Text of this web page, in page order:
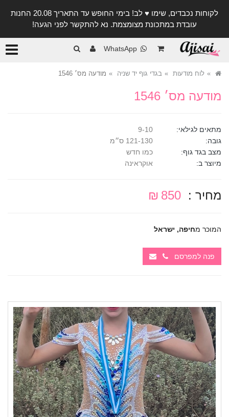
לקוחות נכבדים, שימו ♥️ לב! בימי החופש עד התאריך 20.08 החנות
עובדת במתכונת מצומצמת. נא להתקשר לפני הגעה!
WhatsApp
לוח מודעות בגדי גוף יד שניה מודעה מס׳ 1546
מודעה מס׳ 1546
מתאים לגילאי:
גובה:
מצב בגד גוף:
כמו חדש
מיוצר ב:
אוקראינה
מחיר : 850 ₪
המוכר מחיפה, ישראל
פנה למפרסם